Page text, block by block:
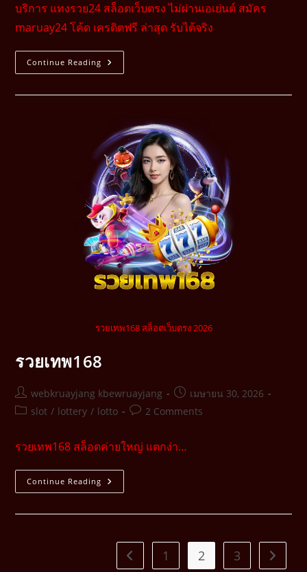
บริการ แทงรวย24 สล็อตเว็บตรง ไม่ผ่านเอเย่นต์ สมัคร
maruay24 โค้ด เครดิตฟรี ล่าสุด รับได้จริง
Continue Reading
รวยเทพ168 สล็อตเว็บตรง 2026
รวยเทพ168
webkruayjang kbewruayjang
เมษายน 30, 2026
slot / lottery / lotto 2 Comments
รวยเทพ168 สล็อตค่ายใหญ่ แตกง่า…
Continue Reading
1 2 3